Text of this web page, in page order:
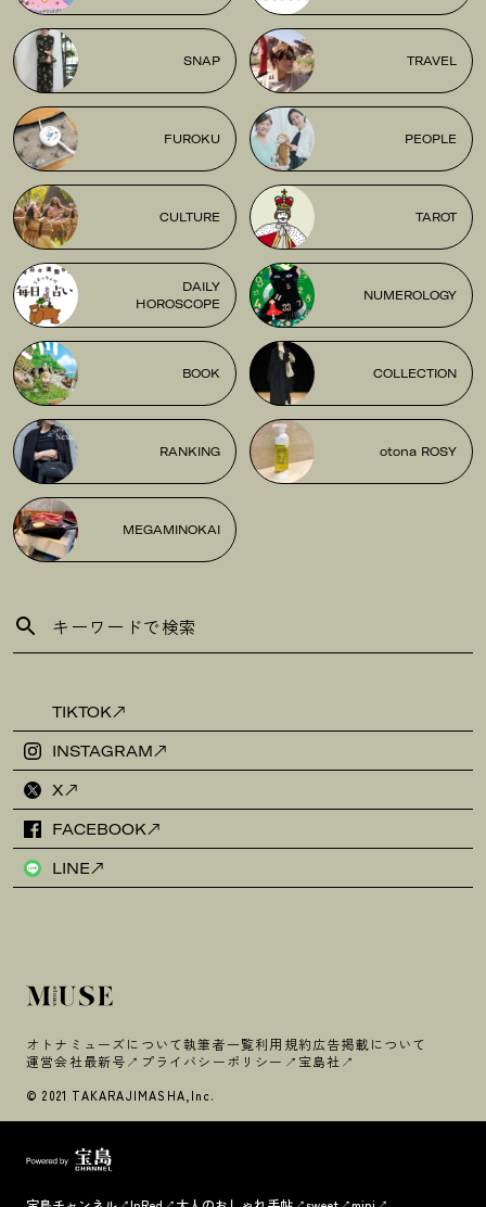
SNAP TRAVEL
FUROKU PEOPLE
CULTURE TAROT
DAILY
HOROSCOPE
NUMEROLOGY
BOOK COLLECTION
RANKING otona ROSY
MEGAMINOKAI
TIKTOK
INSTAGRAM
X
FACEBOOK
LINE
オトナミューズについて執筆者一覧利用規約広告掲載について
運営会社最新号 プライバシーポリシー 宝島社
© 2021 TAKARAJIMASHA,Inc.